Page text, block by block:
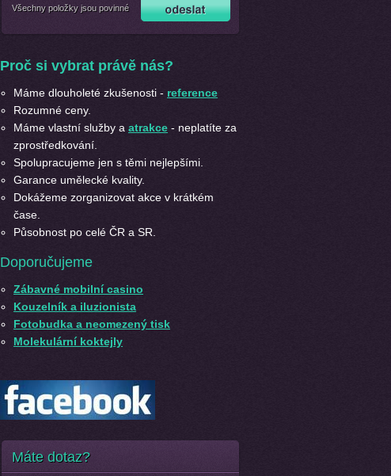
Všechny položky jsou povinné
Proč si vybrat právě nás?
Máme dlouholeté zkušenosti - reference
Rozumné ceny.
Máme vlastní služby a atrakce - neplatíte za
zprostředkování.
Spolupracujeme jen s těmi nejlepšími.
Garance umělecké kvality.
Dokážeme zorganizovat akce v krátkém
čase.
Působnost po celé ČR a SR.
Doporučujeme
Zábavné mobilní casino
Kouzelník a iluzionista
Fotobudka a neomezený tisk
Molekulární koktejly
Máte dotaz?